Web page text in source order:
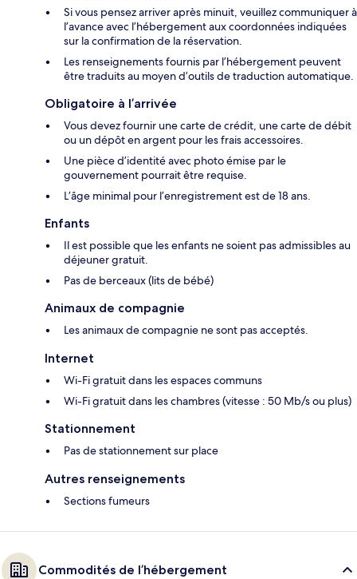
Si vous pensez arriver après minuit, veuillez communiquer à
l’avance avec l’hébergement aux coordonnées indiquées
sur la confirmation de la réservation.
Les renseignements fournis par l’hébergement peuvent
être traduits au moyen d’outils de traduction automatique.
Obligatoire à l’arrivée
Vous devez fournir une carte de crédit, une carte de débit
ou un dépôt en argent pour les frais accessoires.
Une pièce d’identité avec photo émise par le
gouvernement pourrait être requise.
L’âge minimal pour l’enregistrement est de 18 ans.
Enfants
Il est possible que les enfants ne soient pas admissibles au
déjeuner gratuit.
Pas de berceaux (lits de bébé)
Animaux de compagnie
Les animaux de compagnie ne sont pas acceptés.
Internet
Wi-Fi gratuit dans les espaces communs
Wi-Fi gratuit dans les chambres (vitesse : 50 Mb/s ou plus)
Stationnement
Pas de stationnement sur place
Autres renseignements
Sections fumeurs
Commodités de l’hébergement